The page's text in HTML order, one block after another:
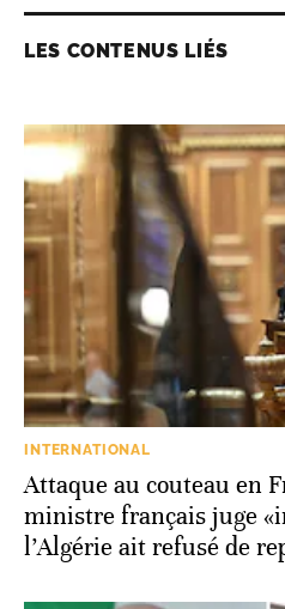
LES CONTENUS LIÉS
INTERNATIONAL
Attaque au couteau en
ministre français juge
l’Algérie ait refusé de